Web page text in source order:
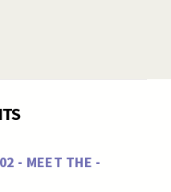
- MEET THE -